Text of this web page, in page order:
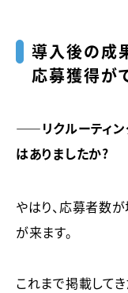
導入後の成
応募獲得が
――リクルーティン
はありましたか？
やはり、応募者数
が来ます。
これまで掲載して